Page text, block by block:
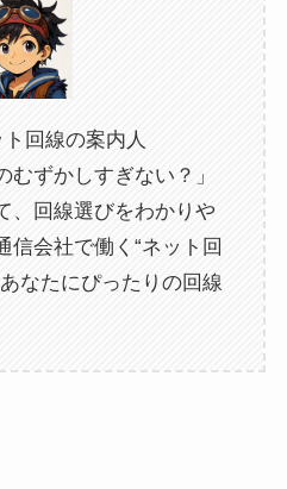
回線の案内人
むずかしすぎない？」
、回線選びをわかりや
信会社で働く“ネット回
なたにぴったりの回線